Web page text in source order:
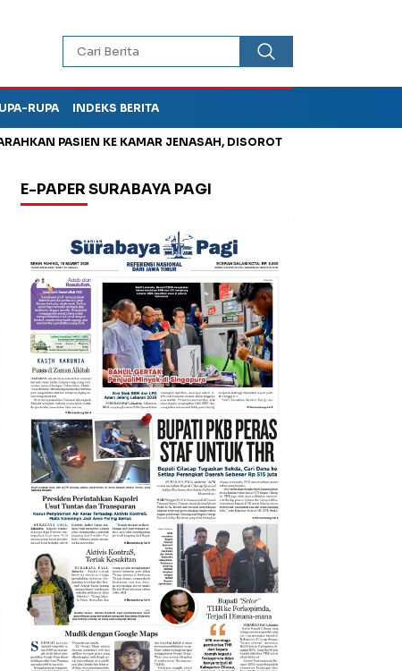
RUPA INDEKS BERITA
KE KAMAR JENASAH, DISOROT Kurangi Timbunan
E-PAPER SURABAYA PAGI